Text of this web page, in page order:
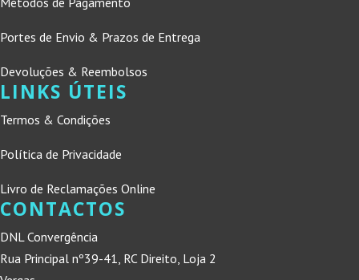
Portes de Envio & Prazos de Entrega
Devoluções & Reembolsos
LINKS ÚTEIS
Termos & Condições
Política de Privacidade
Livro de Reclamações Online
CONTACTOS
DNL Convergência
Rua Principal nº39-41, RC Direito, Loja 2